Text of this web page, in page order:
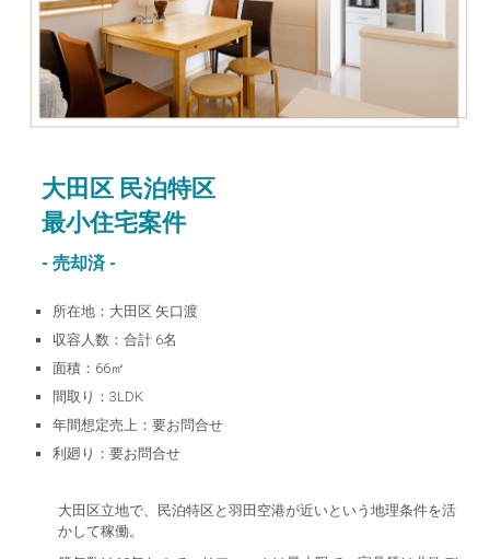
大田区 民泊特区
最小住宅案件
- 売却済 -
所在地：大田区 矢口渡
収容人数：合計 6名
面積：66㎡
間取り：3LDK
年間想定売上：要お問合せ
利廻り：要お問合せ
大田区立地で、民泊特区と羽田空港が近いという地理条件を活
かして稼働。